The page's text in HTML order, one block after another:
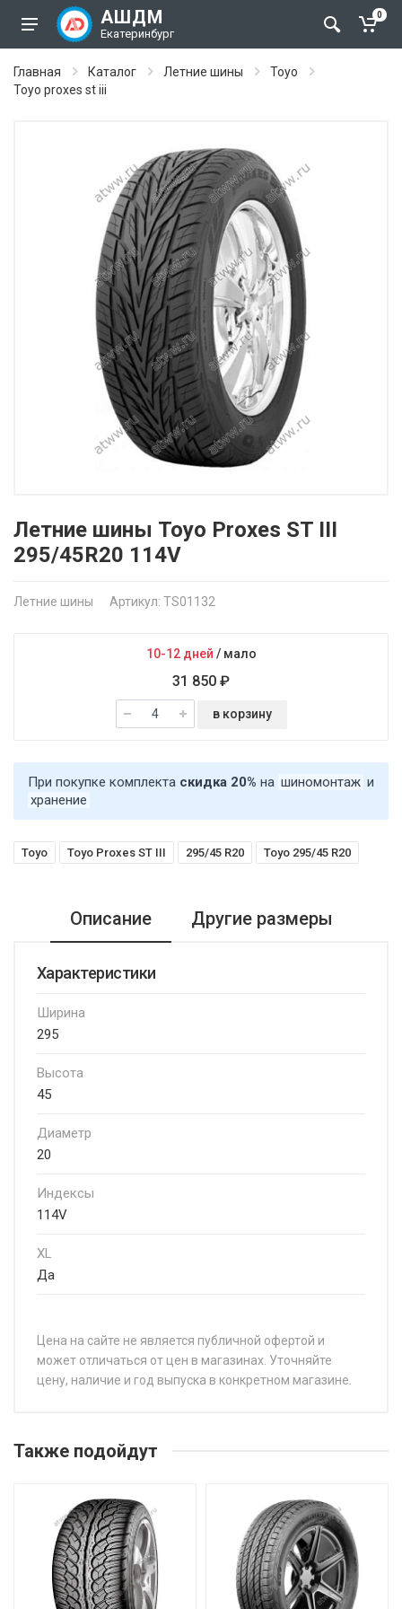
АШДМ
Екатеринбург
0
Главная Каталог Летние шины
Toyo
Toyo proxes st iii
Летние шины Toyo Proxes ST III
295/45R20 114V
Летние шины Артикул: TS01132
10-12 дней / мало
31 850 ₽
в корзину
При покупке комплекта скидка 20% на шиномонтаж и
хранение
Toyo Toyo Proxes ST III 295/45 R20 Toyo 295/45 R20
Описание Другие размеры
Характеристики
Ширина
295
Высота
45
Диаметр
20
Индексы
114V
XL
Да
Цена на сайте не является публичной офертой и
может отличаться от цен в магазинах. Уточняйте
цену, наличие и год выпуска в конкретном магазине.
Toyo Proxes ST III 225/55R18 102V
Toyo Proxes ST III 235/60R18 107V
Toyo Proxes ST III 235/65R17 108V
Также подойдут